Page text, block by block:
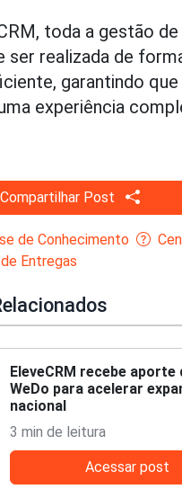
toda a gestão de
ser realizada de
garantindo que
experiência
Compartilhar Post
de Conhecimento
Entregas
EleveCRM recebe aporte
WeDo para acelerar
nacional
3 min de leitura
Acessar post